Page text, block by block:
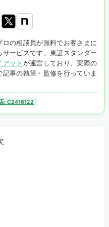
ロの相談員が無料でお客さまに
ービスです。東証スタンダー
ット が運営しており、実際の
事の執筆・監修を行っていま
: C2416122